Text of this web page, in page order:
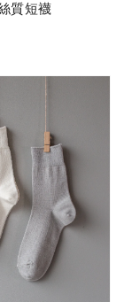
質短襪